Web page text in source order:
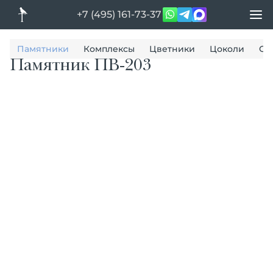
+7 (495) 161-73-37
Памятники Комплексы Цветники Цоколи
Памятник ПВ-203